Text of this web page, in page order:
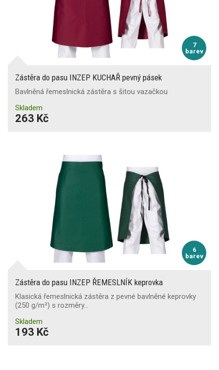
Zesílené lokty
Zesílená kolena
Oboustranné provedení
7
barev
Zástěra do pasu INZEP KUCHAŘ pevný pásek
Bavlněná řemeslnická zástěra s šitou vazačkou
Skladem
263 Kč
6
barev
Zástěra do pasu INZEP ŘEMESLNÍK keprovka
Klasická řemeslnická zástěra z pevné bavlněné keprovky
(250 g/m²) s rozměry…
Skladem
193 Kč